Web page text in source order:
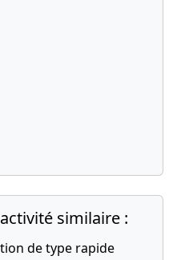
similaire :
de type rapide